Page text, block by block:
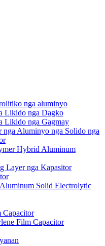
nga aluminyo
Likido nga Dagko
Likido nga Gagmay
Aluminyo nga Solido nga
Hybrid Aluminum
Layer nga Kapasitor
Solid Electrolytic
Capacitor
Film Capacitor